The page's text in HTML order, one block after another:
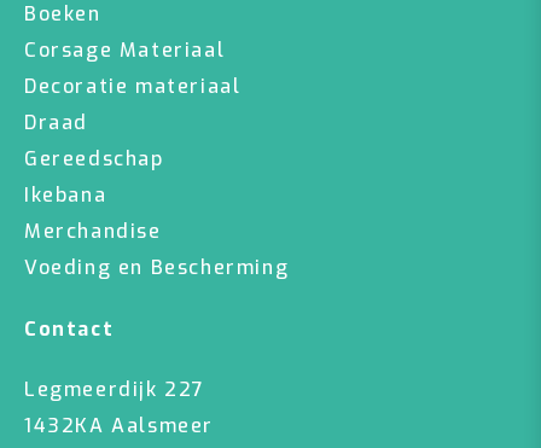
Boeken
Corsage Materiaal
Decoratie materiaal
Draad
Gereedschap
Ikebana
Merchandise
Voeding en Bescherming
Contact
Legmeerdijk 227
1432KA Aalsmeer